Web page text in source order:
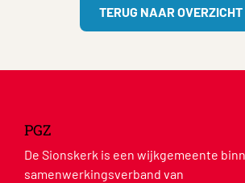
TERUG NAAR OVERZICHT
PGZ
De Sionskerk is een wijkgemeente
samenwerkingsverband van